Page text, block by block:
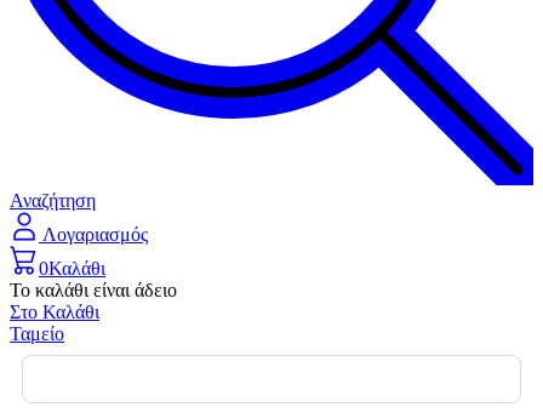
Αναζήτηση
Λογαριασμός
0Καλάθι
Το καλάθι είναι άδειο
Στο Καλάθι
Ταμείο